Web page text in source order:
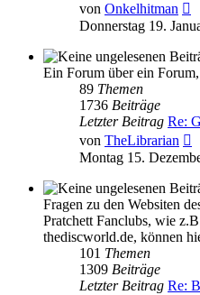
von Onkelhitman
Donnerstag 19.
Ein Forum über ein
89 Themen
1736 Beiträge
Letzter Beitrag Re:
von TheLibrarian
Montag 15.
Fragen zu den Websiten
Pratchett Fanclubs, wie
thediscworld.de, können
101 Themen
1309 Beiträge
Letzter Beitrag Re: